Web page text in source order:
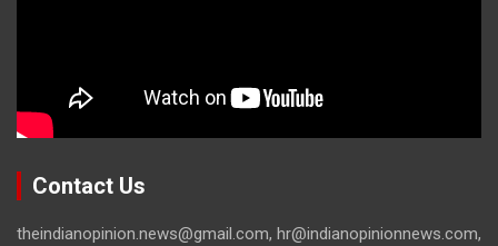
Contact Us
theindianopinion.news@gmail.com, hr@indianopinionnews.com,